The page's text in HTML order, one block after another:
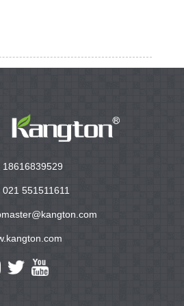
18616839529
021 551511611